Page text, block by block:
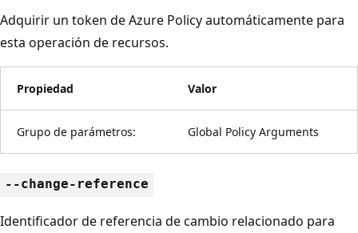
Adquirir un token de Azure Policy automáticamente para
esta operación de recursos.
Propiedad Valor
Grupo de parámetros: Global Policy Arguments
--change-reference
Identificador de referencia de cambio relacionado para